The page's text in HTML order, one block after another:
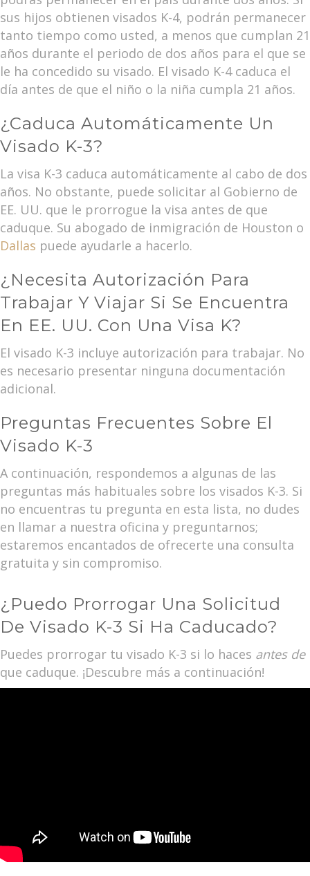
sus hijos obtienen visados K-4, podrán permanecer
tanto tiempo como usted, a menos que cumplan 21
años durante el periodo de dos años para el que se
le ha concedido su visado. El visado K-4 caduca el
día antes de que el niño o la niña cumpla 21 años.
¿Caduca Automáticamente Un
Visado K-3?
La visa K-3 caduca automáticamente al cabo de dos
años. No obstante, puede solicitar al Gobierno de
EE. UU. que le prorrogue la visa antes de que
caduque. Su abogado de inmigración de Houston o
Dallas puede ayudarle a hacerlo.
¿Necesita Autorización Para
Trabajar Y Viajar Si Se Encuentra
En EE. UU. Con Una Visa K?
El visado K-3 incluye autorización para trabajar. No
es necesario presentar ninguna documentación
adicional.
Preguntas Frecuentes Sobre El
Visado K-3
A continuación, respondemos a algunas de las
preguntas más habituales sobre los visados K-3. Si
no encuentras tu pregunta en esta lista, no dudes
en llamar a nuestra oficina y preguntarnos;
estaremos encantados de ofrecerte una consulta
gratuita y sin compromiso.
¿Puedo Prorrogar Una Solicitud
De Visado K-3 Si Ha Caducado?
Puedes prorrogar tu visado K-3 si lo haces antes de
que caduque. ¡Descubre más a continuación!